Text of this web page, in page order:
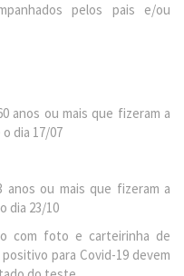
pelos pais e/ou
anos ou mais que fizeram a
dia 17/07
anos ou mais que fizeram a
dia 23/10
com foto e carteirinha de
para Covid-19 devem